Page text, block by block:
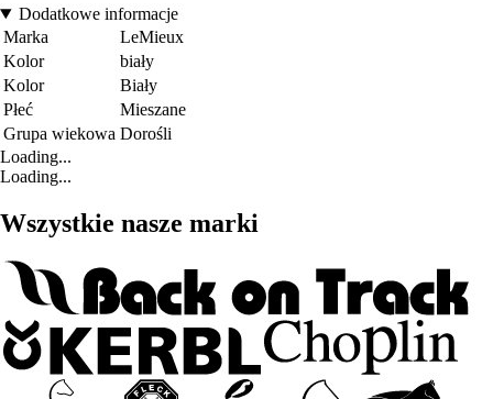
Dodatkowe informacje
Marka
LeMieux
Kolor
biały
Kolor
Biały
Płeć
Mieszane
Grupa wiekowa Dorośli
Loading...
Loading...
Wszystkie nasze marki